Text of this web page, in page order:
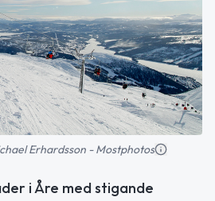
Erhardsson - Mostphotos
i Åre med stigande